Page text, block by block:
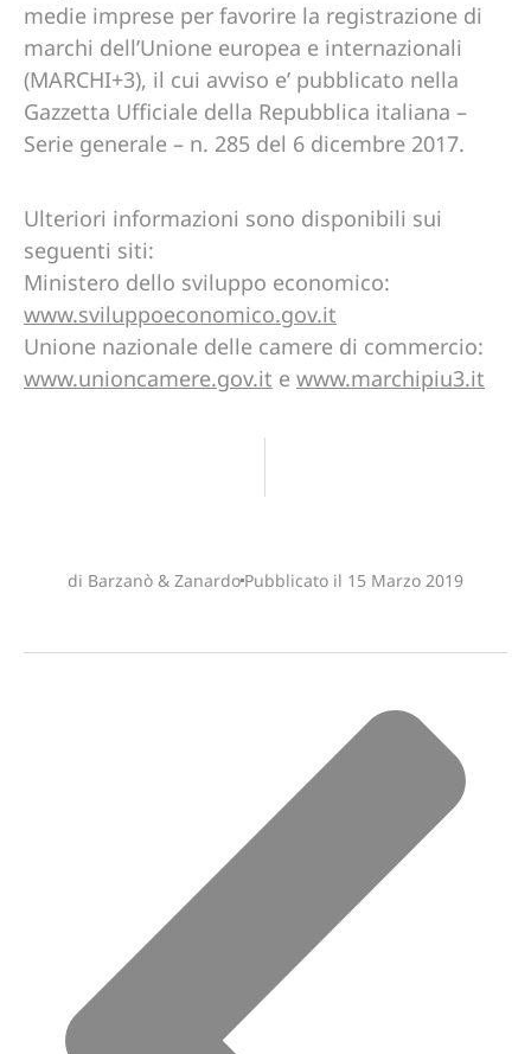
medie imprese per favorire la registrazione di
marchi dell’Unione europea e internazionali
(MARCHI+3), il cui avviso e’ pubblicato nella
Gazzetta Ufficiale della Repubblica italiana –
Serie generale – n. 285 del 6 dicembre 2017.
Ulteriori informazioni sono disponibili sui
seguenti siti:
Ministero dello sviluppo economico:
www.sviluppoeconomico.gov.it
Unione nazionale delle camere di commercio:
www.unioncamere.gov.it e www.marchipiu3.it
di Barzanò & Zanardo Pubblicato il 15 Marzo 2019